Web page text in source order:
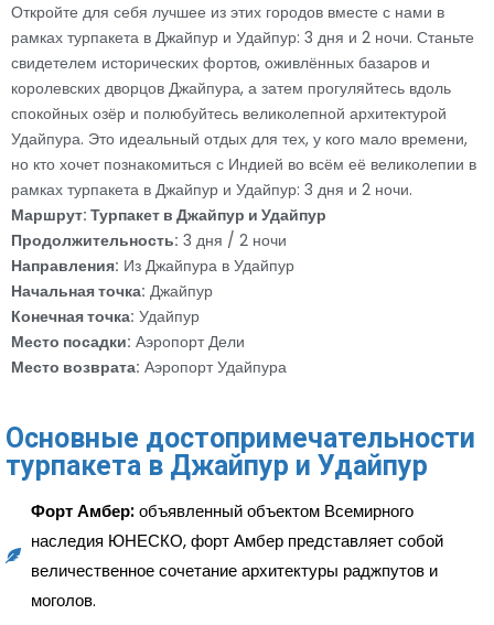
Откройте для себя лучшее из этих городов вместе с нами в
рамках турпакета в Джайпур и Удайпур: 3 дня и 2 ночи. Станьте
свидетелем исторических фортов, оживлённых базаров и
королевских дворцов Джайпура, а затем прогуляйтесь вдоль
спокойных озёр и полюбуйтесь великолепной архитектурой
Удайпура. Это идеальный отдых для тех, у кого мало времени,
но кто хочет познакомиться с Индией во всём её великолепии в
рамках турпакета в Джайпур и Удайпур: 3 дня и 2 ночи.
Маршрут: Турпакет в Джайпур и Удайпур
Продолжительность: 3 дня / 2 ночи
Направления: Из Джайпура в Удайпур
Начальная точка: Джайпур
Конечная точка: Удайпур
Место посадки: Аэропорт Дели
Место возврата: Аэропорт Удайпура
Основные достопримечательности
турпакета в Джайпур и Удайпур
Форт Амбер:объявленный объектом Всемирного
наследия ЮНЕСКО, форт Амбер представляет собой
величественное сочетание архитектуры раджпутов и
моголов.